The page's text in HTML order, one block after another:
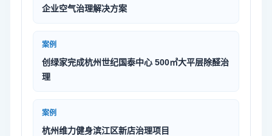
企业空气治理解决方案
案例
创绿家完成杭州世纪国泰中心 500㎡大平层除醛治
理
案例
杭州维力健身滨江区新店治理项目